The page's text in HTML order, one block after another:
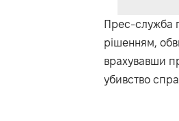
Прес-служба
рішенням,
врахувавши
убивство